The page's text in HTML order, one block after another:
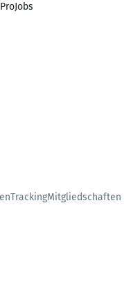
ProJobs
TrackingMitgliedschaften